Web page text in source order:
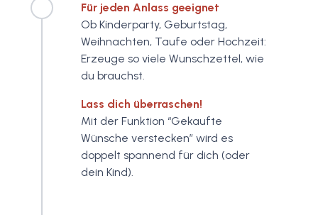
Für jeden Anlass geeignet
Ob Kinderparty, Geburtstag,
Weihnachten, Taufe oder Hochzeit:
Erzeuge so viele Wunschzettel, wie
du brauchst.
Lass dich überraschen!
Mit der Funktion “Gekaufte
Wünsche verstecken” wird es
doppelt spannend für dich (oder
dein Kind).